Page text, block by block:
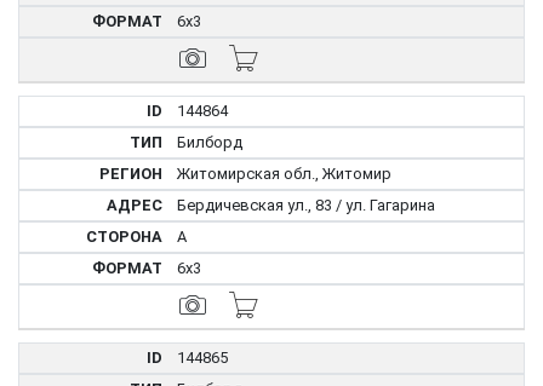
6x3
144864
Билборд
Житомирская обл., Житомир
Бердичевская ул., 83 / ул. Гагарина
A
6x3
144865